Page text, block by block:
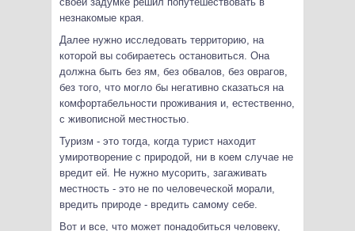
незнакомые края.
Далее нужно исследовать территорию, на
которой вы собираетесь остановиться. Она
должна быть без ям, без обвалов, без оврагов,
без того, что могло бы негативно сказаться на
комфортабельности проживания и, естественно,
с живописной местностью.
Туризм - это тогда, когда турист находит
умиротворение с природой, ни в коем случае не
вредит ей. Не нужно мусорить, загаживать
местность - это не по человеческой морали,
вредить природе - вредить самому себе.
Вот и все, что может понадобиться человеку,